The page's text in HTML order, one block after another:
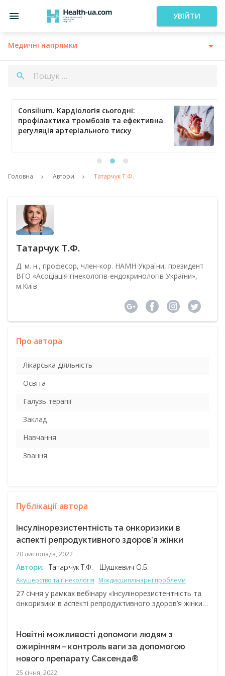
УВІЙТИ
Медичні напрямки
Consilium. Кардіологія сьогодні:
профілактика тромбозів та ефективна
регуляція артеріального тиску
Головна Автори Татарчук Т.Ф.
Татарчук Т.Ф.
Д. м. н., професор, член‑кор. НАМН України, президент
ВГО «Асоціація гінекологів-ендокринологів України»,
м.Київ
Про автора
Лікарська діяльність
Освіта
Галузь терапії
Заклад
Навчання
Звання
Публікації автора
Інсулінорезистентність та онкоризики в
аспекті репродуктивного здоров’я жінки
20 листопада, 2022
Автори: Татарчук Т.Ф. Шушкевич О.Б.
Акушерство та гінекологія Міждисциплінарні проблеми
27 січня у рамках вебінару «Інсулінорезистентність та
онкоризики в аспекті репродуктивного здоров’я жінки»
інсулінорезистентністю. До цієї категорії хворих
належать жінки з надмірною вагою, ожирінням та
іншими розладами, такими як синдром полікістозних
яєчників. Доповідачами були представлені сучасні
стратегії зменшення онкоризиків, пов’язаних зі
Новітні можливості допомоги людям з
ожирінням – ​контроль ваги за допомогою
нового препарату Саксенда®
25 січня, 2022